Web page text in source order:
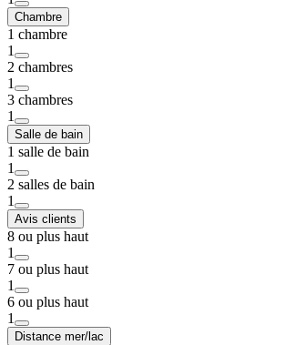
Chambre
1 chambre
1
2 chambres
1
3 chambres
1
Salle de bain
1 salle de bain
1
2 salles de bain
1
Avis clients
8 ou plus haut
1
7 ou plus haut
1
6 ou plus haut
1
Distance mer/lac